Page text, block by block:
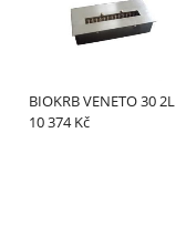
BIOKRB VENETO 30 2L
10 374 Kč